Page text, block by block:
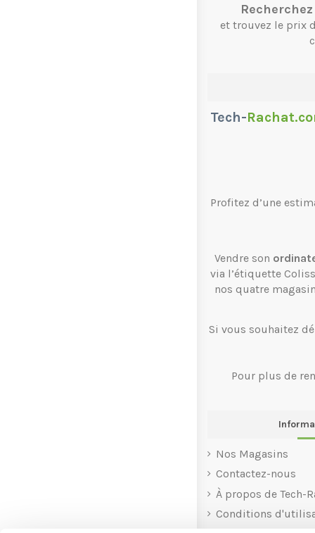
et trouvez le prix
Tech-
Profitez d’une
Vendre son
via l’étiquette
nos quatre
Si vous souhaitez
Pour plus de
Nos Magasins
Contactez-nous
À propos de Tech-
Conditions